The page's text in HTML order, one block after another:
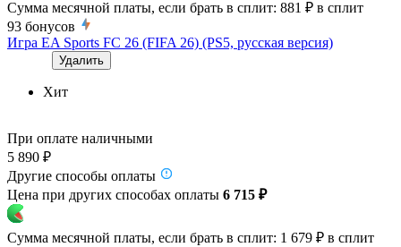
Сумма месячной платы, если брать в сплит: 881 ₽ в сплит
93 бонусов
Игра EA Sports FC 26 (FIFA 26) (PS5, русская версия)
Удалить
Хит
При оплате наличными
5 890 ₽
Другие способы оплаты
Цена при других способах оплаты 6 715 ₽
Сумма месячной платы, если брать в сплит: 1 679 ₽ в сплит